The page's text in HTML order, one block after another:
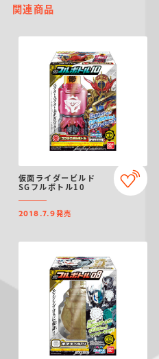
関連商品
仮面ライダービルド
SGフルボトル10
2018.7.9発売